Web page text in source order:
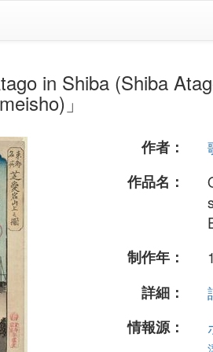
in Shiba (Shiba
」
作者：
作品名：
制作年：
詳細：
情報源：